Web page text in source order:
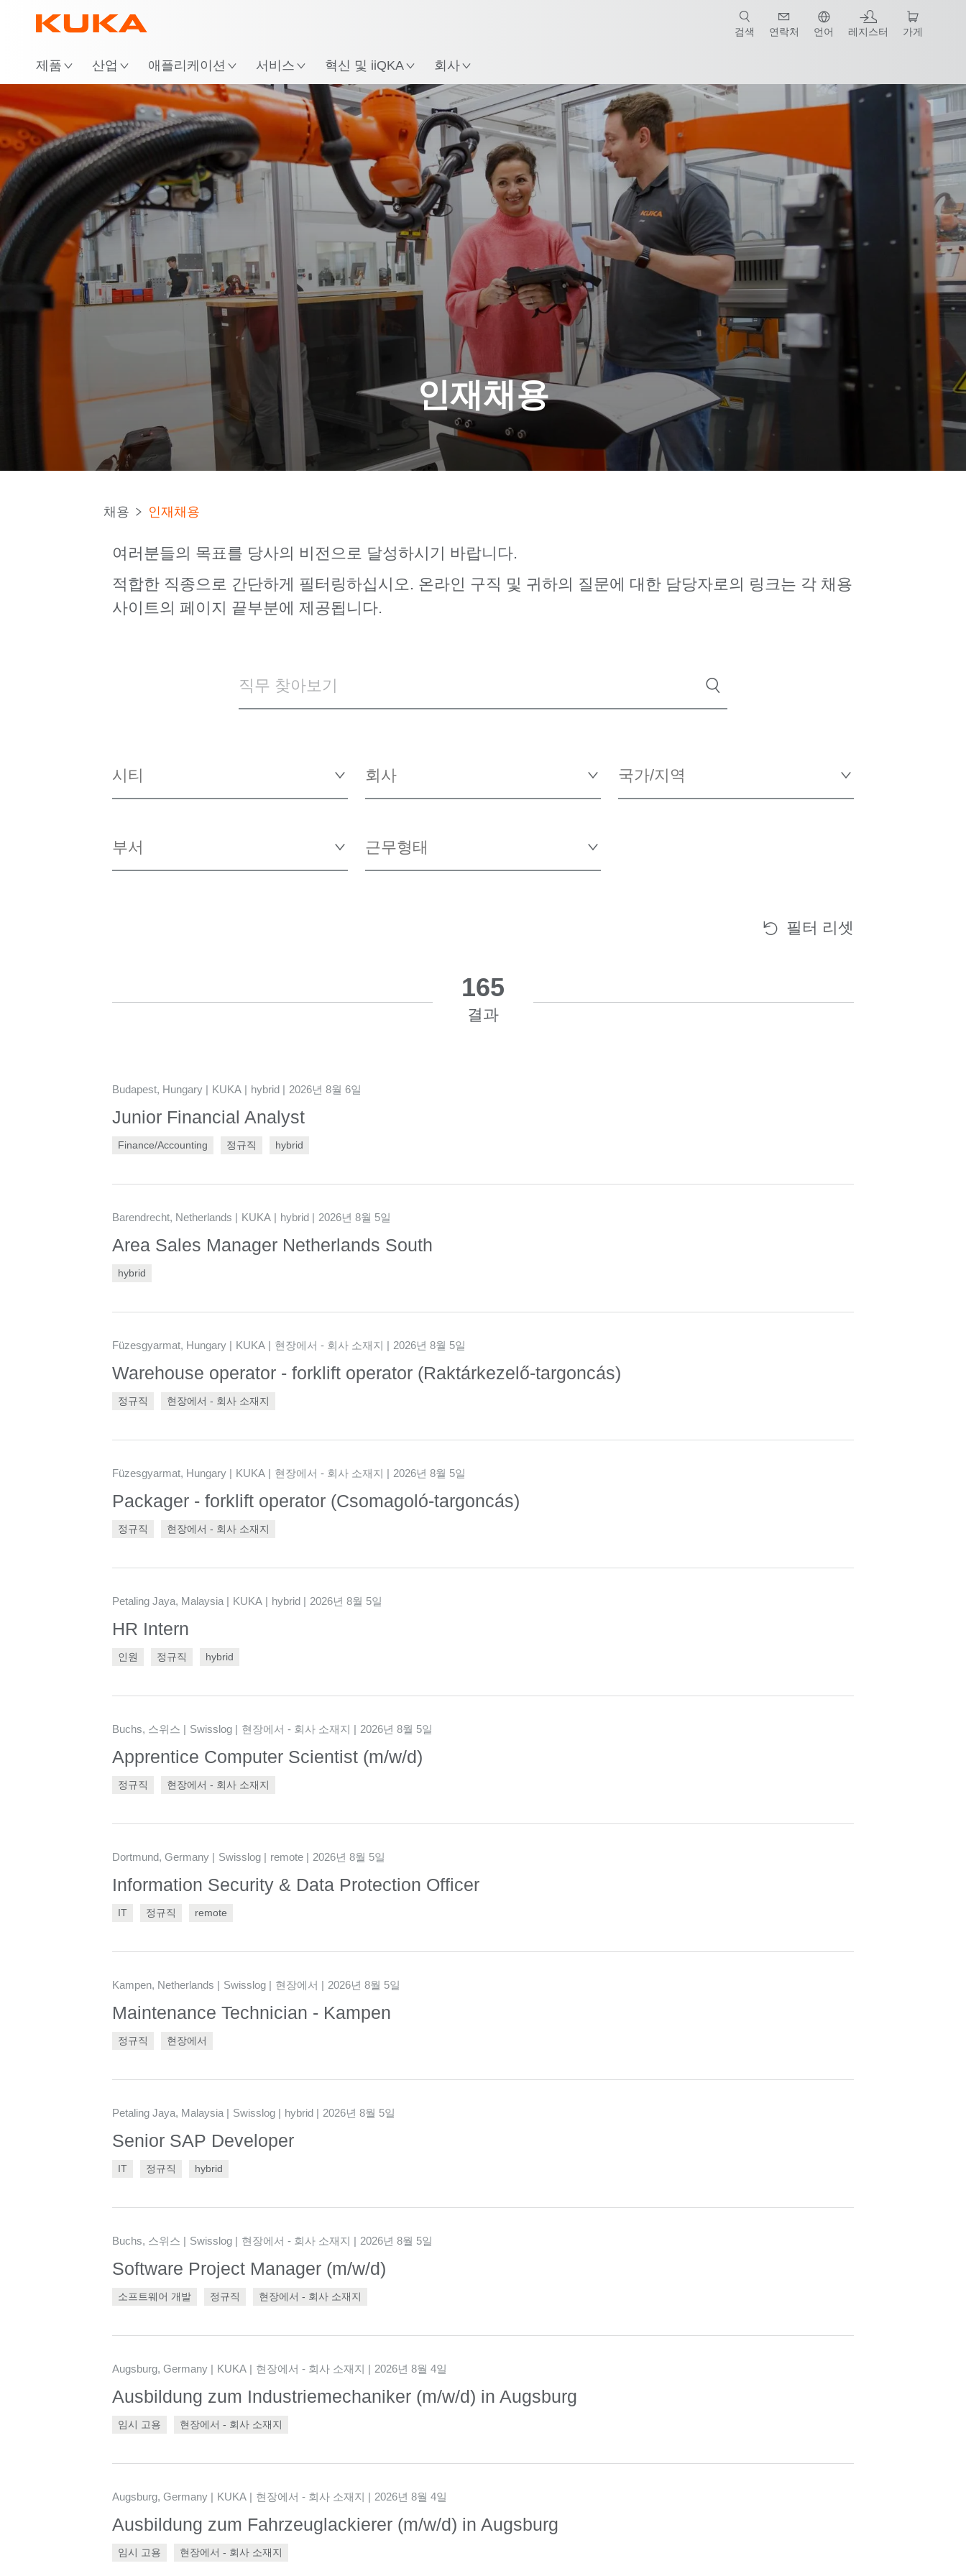
제품 산업 애플리케이션 서비스 혁신 및 iiQKA 회사
검색 연락처 언어 레지스터 가게
인재채용
채용 인재채용
여러분들의 목표를 당사의 비전으로 달성하시기 바랍니다.
적합한 직종으로 간단하게 필터링하십시오. 온라인 구직 및 귀하의 질문에 대한 담당자로의 링크는 각 채용
사이트의 페이지 끝부분에 제공됩니다.
필터 리셋
165
결과
Budapest, Hungary KUKA hybrid 2026년 8월 6일
Junior Financial Analyst
Finance/Accounting 정규직 hybrid
Barendrecht, Netherlands KUKA hybrid 2026년 8월 5일
Area Sales Manager Netherlands South
hybrid
Füzesgyarmat, Hungary KUKA 현장에서 - 회사 소재지 2026년 8월 5일
Warehouse operator - forklift operator (Raktárkezelő-targoncás)
정규직 현장에서 - 회사 소재지
Füzesgyarmat, Hungary KUKA 현장에서 - 회사 소재지 2026년 8월 5일
Packager - forklift operator (Csomagoló-targoncás)
정규직 현장에서 - 회사 소재지
Petaling Jaya, Malaysia KUKA hybrid 2026년 8월 5일
HR Intern
인원 정규직 hybrid
Buchs, 스위스 Swisslog 현장에서 - 회사 소재지 2026년 8월 5일
Apprentice Computer Scientist (m/w/d)
정규직 현장에서 - 회사 소재지
Dortmund, Germany Swisslog remote 2026년 8월 5일
Information Security & Data Protection Officer
IT 정규직 remote
Kampen, Netherlands Swisslog 현장에서 2026년 8월 5일
Maintenance Technician - Kampen
정규직 현장에서
Petaling Jaya, Malaysia Swisslog hybrid 2026년 8월 5일
Senior SAP Developer
IT 정규직 hybrid
Buchs, 스위스 Swisslog 현장에서 - 회사 소재지 2026년 8월 5일
Software Project Manager (m/w/d)
소프트웨어 개발 정규직 현장에서 - 회사 소재지
Augsburg, Germany KUKA 현장에서 - 회사 소재지 2026년 8월 4일
Ausbildung zum Industriemechaniker (m/w/d) in Augsburg
임시 고용 현장에서 - 회사 소재지
Augsburg, Germany KUKA 현장에서 - 회사 소재지 2026년 8월 4일
Ausbildung zum Fahrzeuglackierer (m/w/d) in Augsburg
임시 고용 현장에서 - 회사 소재지